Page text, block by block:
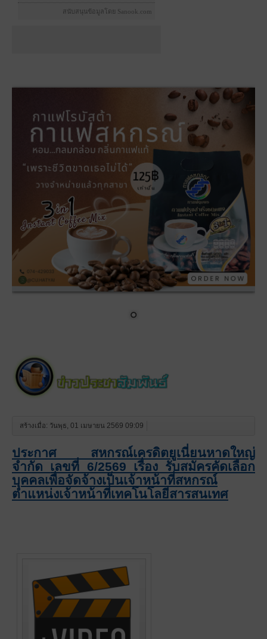
สร้างเมื่อ: วันพุธ, 01 เมษายน 2569 09:09
ประกาศ
สหกรณ์เครดิตยูเนี่ยนหาดใหญ่
จำกัด เลขที่ 6/2569 เรื่อง รับสมัครคัดเลือก
บุคคลเพื่อจัดจ้างเป็นเจ้าหน้าที่สหกรณ์
ตำแหน่งเจ้าหน้าที่เทคโนโลยีสารสนเทศ